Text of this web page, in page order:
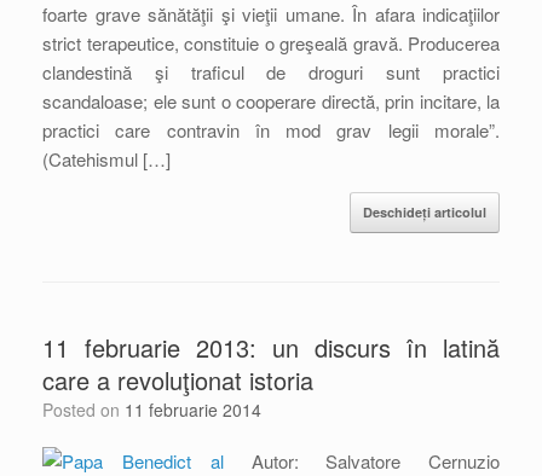
foarte grave sănătăţii şi vieţii umane. În afara indicaţiilor
strict terapeutice, constituie o greşeală gravă. Producerea
clandestină şi traficul de droguri sunt practici
scandaloase; ele sunt o cooperare directă, prin incitare, la
practici care contravin în mod grav legii morale”.
(Catehismul […]
Deschideți articolul
11 februarie 2013: un discurs în latină
care a revoluţionat istoria
Posted on 11 februarie 2014
Autor: Salvatore Cernuzio